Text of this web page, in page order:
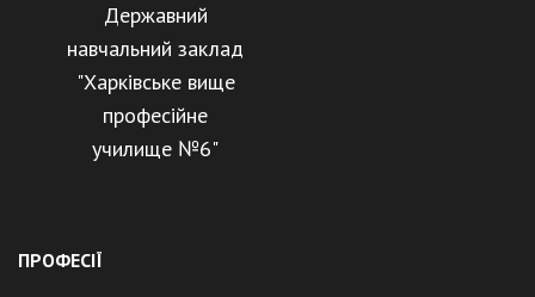
Державний
навчальний заклад
"Харківське вище
професійне
училище №6"
ПРОФЕСІЇ